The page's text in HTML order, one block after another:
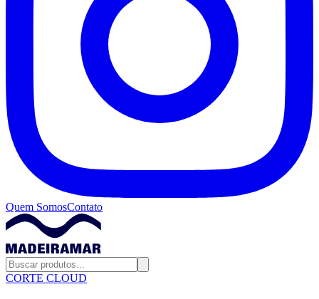
Quem SomosContato
CORTE CLOUD